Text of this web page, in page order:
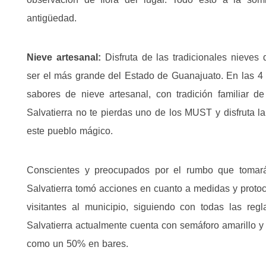
antigüedad.
Nieve artesanal: Disfruta de las tradicionales nieves
ser el más grande del Estado de Guanajuato. En las
sabores de nieve artesanal, con tradición familiar
Salvatierra no te pierdas uno de los MUST y disfruta
este pueblo mágico.
Conscientes y preocupados por el rumbo que
Salvatierra tomó acciones en cuanto a medidas y
visitantes al municipio, siguiendo con todas las
Salvatierra actualmente cuenta con semáforo amarillo
como un 50% en bares.